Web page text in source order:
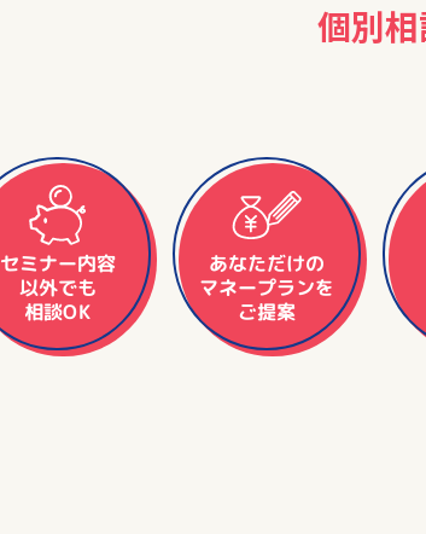
個別
セミナー内容
以外でも
相談OK
あなただけの
マネープランを
ご提案